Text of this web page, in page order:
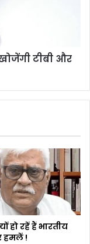
टीबी और
हो रहें हैं भारतीय
हमलें !